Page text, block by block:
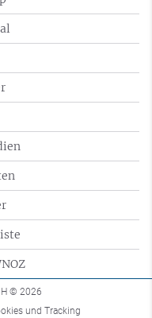
© 2026
und Tracking